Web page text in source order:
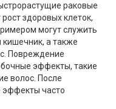
раковые
здоровых клеток,
могут служить
кишечник, а также
Повреждение
эффекты, такие
волос. После
эффекты часто